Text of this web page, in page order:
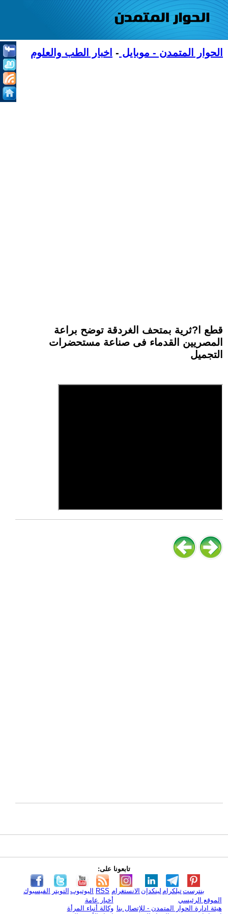
الحوار المتمدن - موبايل - اخبار الطب والعلوم
قطع ا?ثرية بمتحف الغردقة توضح براعة
المصريين القدماء فى صناعة مستحضرات
التجميل
تابعونا على:
الفيسبوك التويتر اليوتيوب RSS الانستغرام لينكدإن تيلكرامبنترست
الموقع الرئيسي
هيئة ادارة الحوار المتمدن - للإتصال بنا
أخبار عامة
وكالة أنباء المرأة